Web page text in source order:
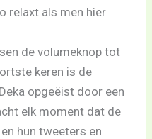
relaxt als men hier
de volumeknop tot
keren is de
opgeëist door een
elk moment dat de
hun tweeters en